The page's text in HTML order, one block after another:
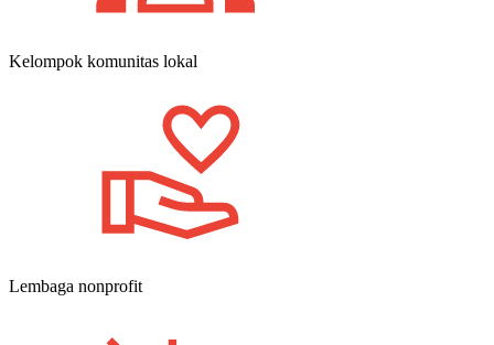
Kelompok komunitas lokal
Lembaga nonprofit